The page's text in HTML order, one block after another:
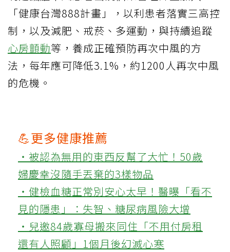
「健康台灣888計畫」，以利患者落實三高控
制，以及減肥、戒菸、多運動，與持續追蹤
心房顫動等，養成正確預防再次中風的方
法，每年應可降低3.1%，約1200人再次中風
的危機。
💪更多健康推薦
‧被認為無用的東西反幫了大忙！50歲
婦慶幸沒隨手丟棄的3樣物品
‧健檢血糖正常別安心太早！醫曝「看不
見的隱患」：失智、糖尿病風險大增
‧兒邀84歲寡母搬來同住「不用付房租
還有人照顧」1個月後幻滅心寒